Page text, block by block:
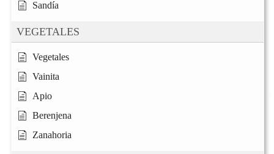
Sandía
VEGETALES
Vegetales
Vainita
Apio
Berenjena
Zanahoria